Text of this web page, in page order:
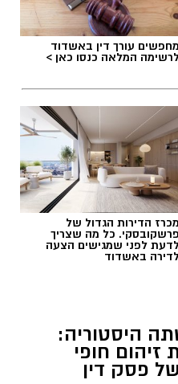
מחפשים עורך דין באשדוד
המלאה כנסו כאן >
מכרז הדירות הגדול של
פרשקובסקי. כל מה שצריך
לפני שמגישים הצעה
באשדוד
היסטוריה:
חופי
פסק דין